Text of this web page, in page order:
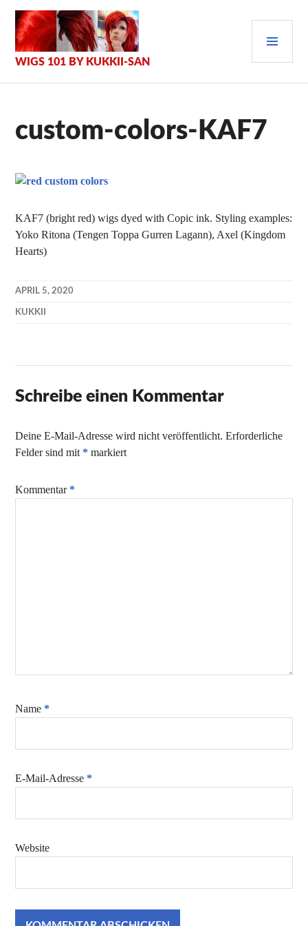
Inhalt
springen
WIGS 101 BY KUKKII-SAN
custom-colors-KAF7
KAF7 (bright red) wigs dyed with Copic ink. Styling examples:
Yoko Ritona (Tengen Toppa Gurren Lagann), Axel (Kingdom
Hearts)
APRIL 5, 2020
KUKKII
Schreibe einen Kommentar
Deine E-Mail-Adresse wird nicht veröffentlicht. Erforderliche
Felder sind mit * markiert
Kommentar *
Name *
E-Mail-Adresse *
Website